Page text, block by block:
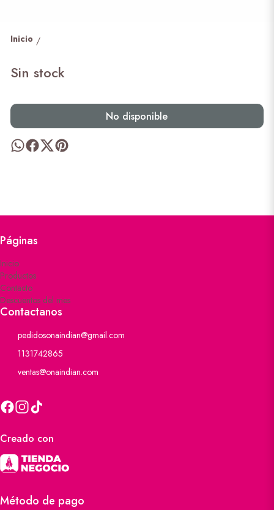
Inicio /
Sin stock
No disponible
Páginas
Inicio
Productos
Contacto
Descuentos del mes
Contactanos
pedidosonaindian@gmail.com
1131742865
ventas@onaindian.com
Creado con
Método de pago